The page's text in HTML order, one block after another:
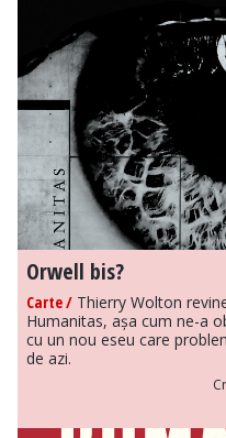
Orwell bis?
Carte / Thierry Wolton
Humanitas, așa cum ne-a
cu un nou eseu care
de azi.